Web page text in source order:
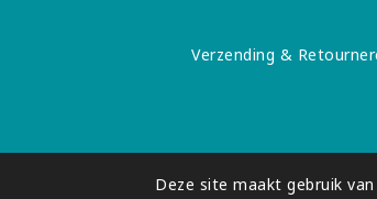
Verzending &
Deze site maakt gebruik
© 2026 - Blue Joy (onderdeel